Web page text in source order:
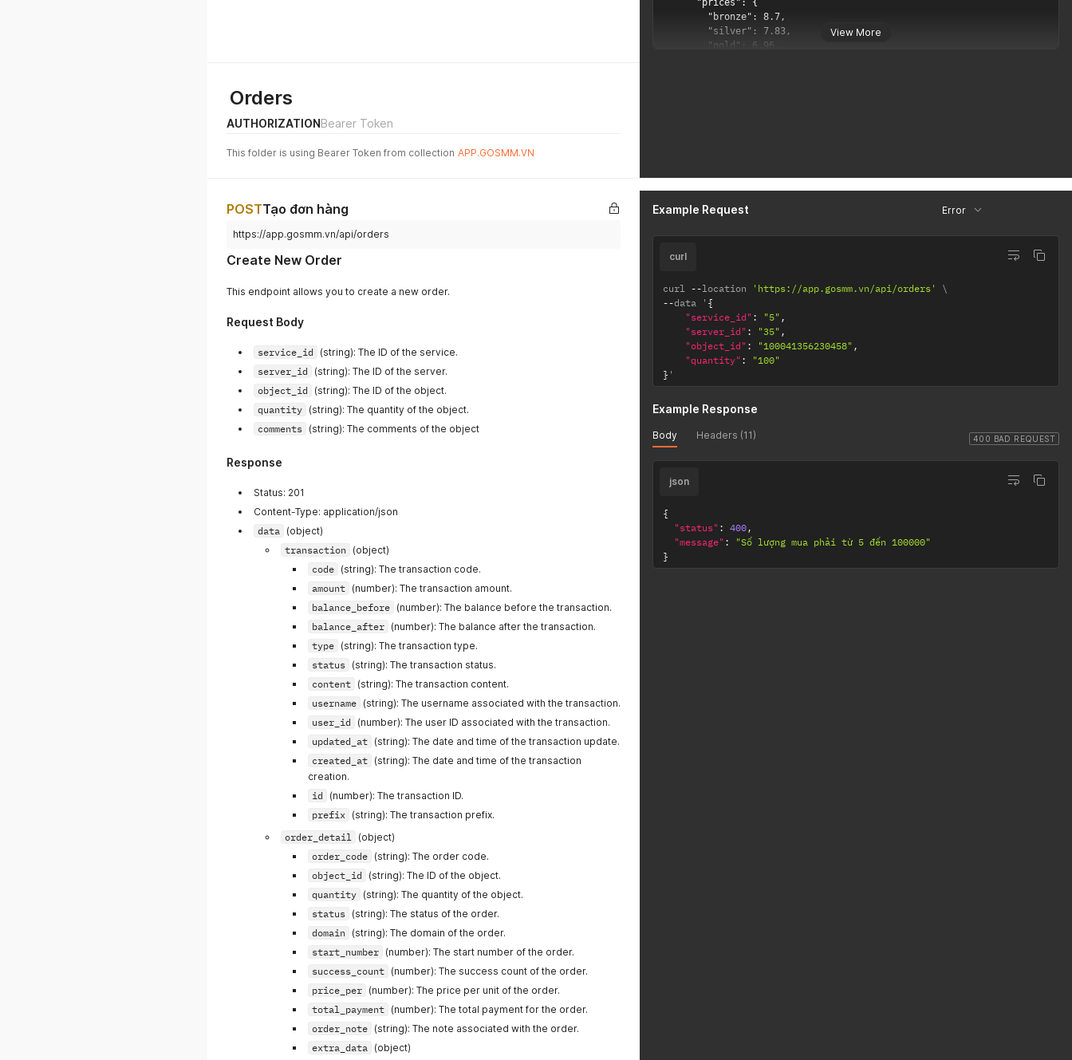
View More
Orders
AUTHORIZATIONBearer Token
This folder is using Bearer Token from collection APP.GOSMM.VN
POSTTạo đơn hàng
https://app.gosmm.vn/api/orders
Create New Order
This endpoint allows you to create a new order.
Request Body
service_id
(string): The ID of the service.
server_id
(string): The ID of the server.
object_id
(string): The ID of the object.
quantity (string): The quantity of the object.
comments (string): The comments of the object
Response
Status: 201
Content-Type: application/json
data (object)
transaction
(object)
code (string): The transaction code.
amount (number): The transaction amount.
balance_before (number): The balance before the transaction.
balance_after (number): The balance after the transaction.
type (string): The transaction type.
status (string): The transaction status.
content (string): The transaction content.
username (string): The username associated with the transaction.
user_id
(number): The user ID associated with the transaction.
updated_at (string): The date and time of the transaction update.
created_at (string): The date and time of the transaction
creation.
id
(number): The transaction ID.
prefix (string): The transaction prefix.
order_detail (object)
order_code (string): The order code.
object_id
(string): The ID of the object.
quantity (string): The quantity of the object.
status (string): The status of the order.
domain
(string): The domain of the order.
start_number (number): The start number of the order.
success_count (number): The success count of the order.
price_per (number): The price per unit of the order.
total_payment (number): The total payment for the order.
order_note (string): The note associated with the order.
extra_data (object)
Example Request Error
curl
curl --location 'https://app.gosmm.vn/api/orders'
--data ' {
"service_id" : "5" ,
"server_id" : "35" ,
"object_id" : "100041356230458" ,
"quantity" :
"100"
} '
400 BAD REQUEST
Example Response
Body Headers (11)
json
{
"status" : 400,
"message" :
"Số lượng mua phải từ 5 đến 100000"
}